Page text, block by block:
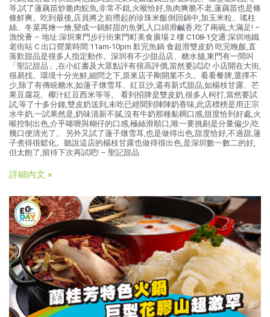
等,試了蓮藕苗炒脆肉鯇魚,非常不錯,火喉恰好,魚肉爽脆不老,蓮藕苗也是條
條鮮爽。吃到最後,店員將之前撈起的珍珠米飯倒回鍋中,加玉米粒、瑤柱
絲、冬菜再燴一燴,變成一鍋鮮甜的魚粥,入口綿滑鹹香,吃了兩碗,大滿足! –
漁悅薈 – 地址:深圳東門步行街東門町美食廣場 2 樓 C108-1交通:深圳地鐵
老街站 C 出口營業時間:11am-10pm 歎完魚鍋 食超滑雙皮奶 吃完晚飯,直
落歎甜品是很多人指定動作。深圳有不少甜品店、糖水舖,東門有一間叫
「聖記甜品」,在小紅書及大眾點評有很高評價,當然要試試! 小店開在大街,
很易找。環境十分光鮮,細問之下,原來店子剛開業不久。看看餐牌,選擇不
少,除了有傳統糖水,如蓮子燉雪耳、紅豆沙,還有新式甜品,如楊枝甘露、芒
果豆腐花、椰汁紅豆西米等等。 看到招牌是雙皮奶,很多人柯打,當然要試
試,等了十多分鐘,雙皮奶送到,未吃已經聞到陣陣奶香味,此店標榜是用正宗
水牛奶,一試果然是,奶味清新不膩,沒有牛奶那種黏稠口感,甜度恰到好處,火
喉控制出色,介乎啫喱與糊仔的口感,極絲滑順口,唯一要挑剔是分量偏少,吃
幾口便清光了。 另外又試了蓮子燉雪耳,也是做得出色,甜度恰好,不過甜,蓮
子煮得很鬆化。聽說這店的楊枝甘露也做得很出色,是深圳數一數二的好,
但太飽了,留待下次再試吧! – 聖記甜品
詳細內文 »